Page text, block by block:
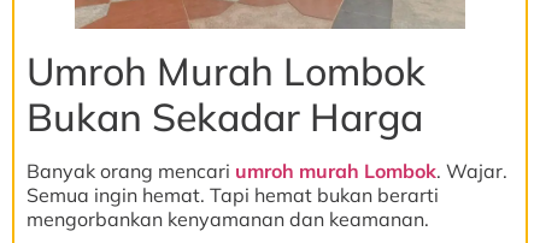
Umroh Murah Lombok
Bukan Sekadar Harga
Banyak orang mencari umroh murah Lombok. Wajar.
Semua ingin hemat. Tapi hemat bukan berarti
mengorbankan kenyamanan dan keamanan.